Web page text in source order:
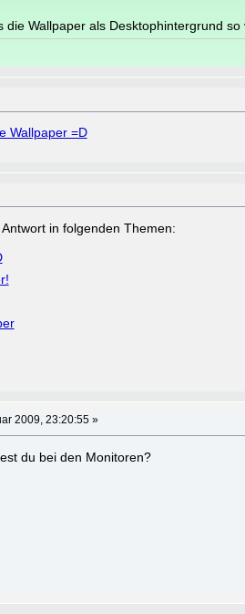
die Wallpaper als Desktophintergrund so
Wallpaper =D
in folgenden Themen:
2009, 23:20:55 »
du bei den Monitoren?